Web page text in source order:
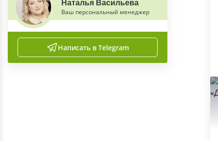
Наталья Васильева
Ваш персональный менеджер
Написать в Telegram